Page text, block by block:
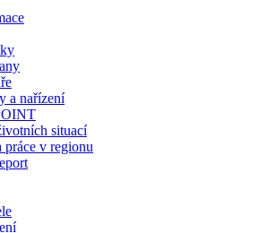
a nařízení
situací
práce v regionu